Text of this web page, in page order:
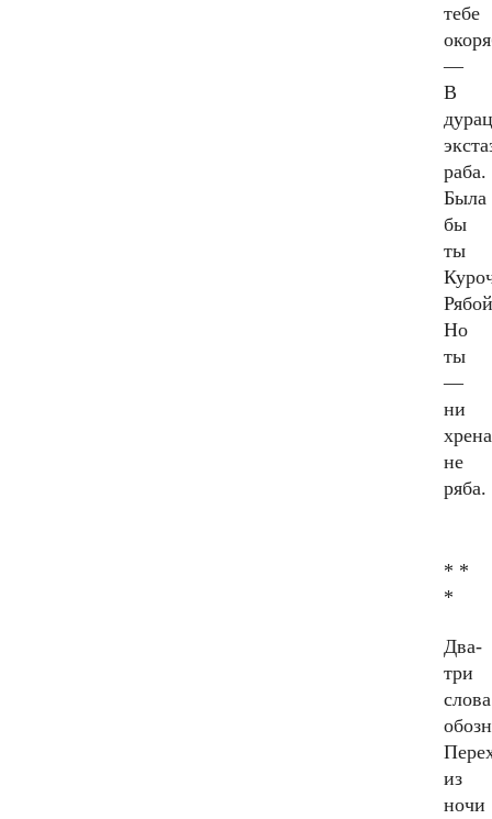
тебе
—
В
раба.
Была
бы
ты
Но
ты
—
ни
хрена
не
ряба.
* *
*
Два-
три
из
ночи